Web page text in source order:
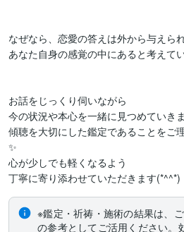
なぜなら、恋愛の答えは外から与えら
あなた自身の感覚の中にあると考えて
お話をじっくり伺いながら
今の状況や本心を一緒に見つめていき
傾聴を大切にした鑑定であることをご
✨
心が少しでも軽くなるよう
丁寧に寄り添わせていただきます(*^^*)
※鑑定・祈祷・施術の結果は、
の参考としてご活用ください。